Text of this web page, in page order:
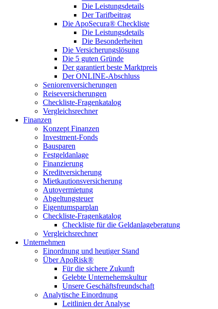
Die Leistungsdetails
Der Tarifbeitrag
Die ApoSecura® Checkliste
Die Leistungsdetails
Die Besonderheiten
Die Versicherungslösung
Die 5 guten Gründe
Der garantiert beste Marktpreis
Der ONLINE-Abschluss
Seniorenversicherungen
Reiseversicherungen
Checkliste-Fragenkatalog
Vergleichsrechner
Finanzen
Konzept Finanzen
Investment-Fonds
Bausparen
Festgeldanlage
Finanzierung
Kreditversicherung
Mietkautionsversicherung
Autovermietung
Abgeltungsteuer
Eigentumsparplan
Checkliste-Fragenkatalog
Checkliste für die Geldanlageberatung
Vergleichsrechner
Unternehmen
Einordnung und heutiger Stand
Über ApoRisk®
Für die sichere Zukunft
Gelebte Unternehemskultur
Unsere Geschäftsfreundschaft
Analytische Einordnung
Leitlinien der Analyse